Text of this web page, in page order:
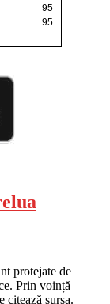
95
95
protejate de
Prin voință
citează sursa.